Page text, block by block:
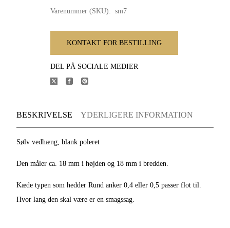
Varenummer (SKU): sm7
KONTAKT FOR BESTILLING
DEL PÅ SOCIALE MEDIER
BESKRIVELSE YDERLIGERE INFORMATION
Sølv vedhæng, blank poleret
Den måler ca. 18 mm i højden og 18 mm i bredden.
Kæde typen som hedder Rund anker 0,4 eller 0,5 passer flot til.
Hvor lang den skal være er en smagssag.